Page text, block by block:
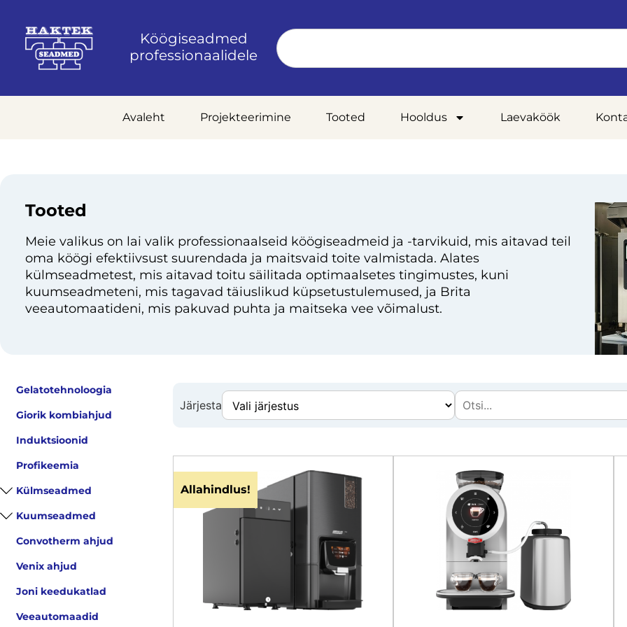
Köögiseadmed
professionaalidele
Avaleht Projekteerimine Tooted Hooldus Laevaköök
Tooted
Meie valikus on lai valik professionaalseid köögiseadmeid ja -tarvikuid, mis aitavad teil
oma köögi efektiivsust suurendada ja maitsvaid toite valmistada. Alates
külmseadmetest, mis aitavad toitu säilitada optimaalsetes tingimustes, kuni
kuumseadmeteni, mis tagavad täiuslikud küpsetustulemused, ja Brita
veeautomaatideni, mis pakuvad puhta ja maitseka vee võimalust.
Gelatotehnoloogia
Giorik kombiahjud
Induktsioonid
Profikeemia
Külmseadmed
Kuumseadmed
Convotherm ahjud
Venix ahjud
Joni keedukatlad
Veeautomaadid
Järjesta
Allahindlus!